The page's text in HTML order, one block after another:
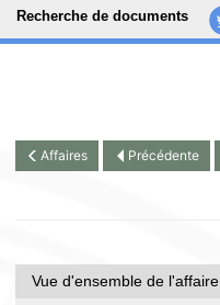
Recherche de documents
Affaires Précédente
Vue d'ensemble de l'affaire